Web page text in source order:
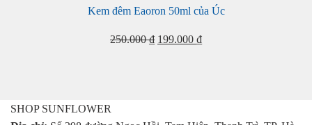
Kem đêm Eaoron 50ml của Úc
250.000₫ Giá
199.000 ₫Giá
SHOP SUNFLOWER